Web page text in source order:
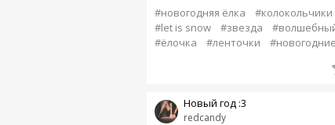
#новогодняя ёлка
#колокольчики
#let is snow
#звезда
#ёлочка
#ленточки
redcandy
Новый год :3